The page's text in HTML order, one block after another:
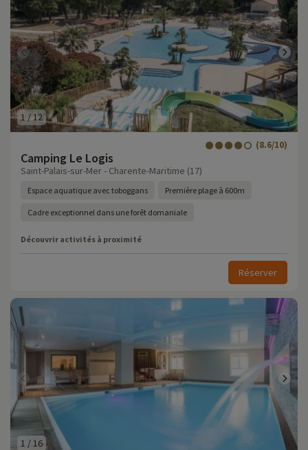
1 /12
Camping Le Logis
(8.6/10)
Saint-Palais-sur-Mer - Charente-Maritime (17)
Espace aquatique avec toboggans Première plage à 600m
Cadre exceptionnel dans une forêt domaniale
Découvrir activités à proximité
Réserver
1 /16